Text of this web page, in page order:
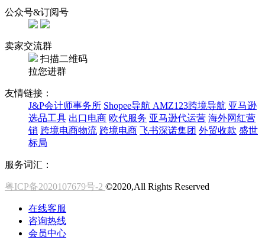
公众号&订阅号
卖家交流群
扫描二维码
拉您进群
友情链接：
J&P会计师事务所 Shopee导航 AMZ123跨境导航 亚马逊
选品工具 出口电商 欧代服务 亚马逊代运营 海外网红营
销 跨境电商物流 跨境电商 飞书深诺集团 外贸收款 盛世
标局
服务词汇：
粤ICP备2020107679号-2 ©2020,All Rights Reserved
在线客服
咨询热线
会员中心